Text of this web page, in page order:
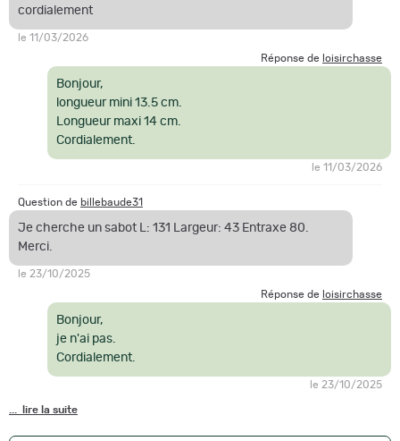
cordialement
le 11/03/2026
Réponse de loisirchasse
Bonjour,
longueur mini 13.5 cm.
Longueur maxi 14 cm.
Cordialement.
le 11/03/2026
Question de billebaude31
Je cherche un sabot L: 131 Largeur: 43 Entraxe 80.
Merci.
le 23/10/2025
Réponse de loisirchasse
Bonjour,
je n'ai pas.
Cordialement.
le 23/10/2025
... lire la suite